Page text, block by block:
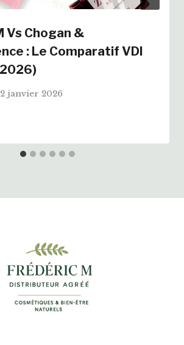
Vs Chogan &
: Le Comparatif VDI
2 janvier 2026